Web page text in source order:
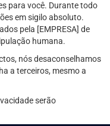
para você. Durante todo
em sigilo absoluto.
pela [EMPRESA] de
humana.
nós desaconselhamos
a terceiros, mesmo a
serão